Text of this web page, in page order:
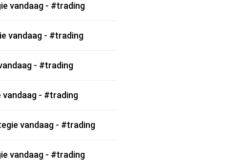
vandaag - #trading
vandaag - #trading
- #trading
vandaag - #trading
vandaag - #trading
vandaag - #trading